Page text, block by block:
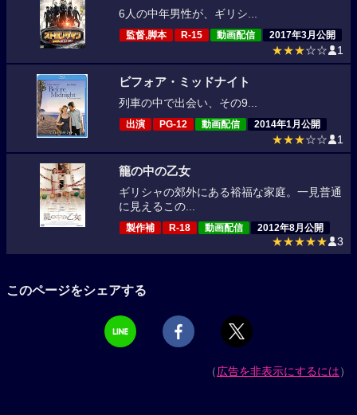
6人の中年男性が、ギリシ...
監督,脚本 R-15 動画配信 2017年3月公開
★★★☆☆ 1
ビフォア・ミッドナイト
列車の中で出会い、その9...
出演 PG-12 動画配信 2014年1月公開
★★★☆☆ 1
籠の中の乙女
ギリシャの郊外にある裕福な家庭。一見普通
に見えるこの...
製作補 R-18 動画配信 2012年8月公開
★★★★★ 3
このページをシェアする
（広告を非表示にするには）